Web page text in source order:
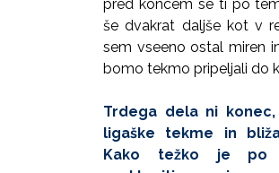
pred koncem se ti po
še dvakrat daljše kot v
sem vseeno ostal miren
bomo tekmo pripeljali do
Trdega dela ni
ligaške tekme in
Kako težko je po